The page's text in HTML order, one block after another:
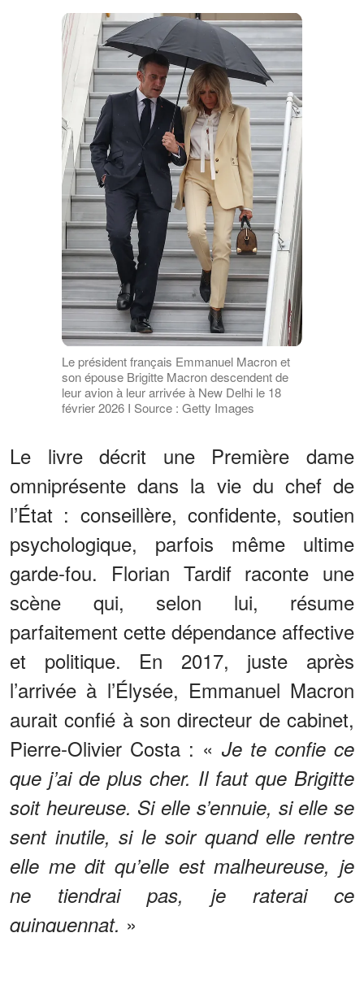
Le président français Emmanuel Macron et
son épouse Brigitte Macron descendent de
leur avion à leur arrivée à New Delhi le 18
février 2026 I Source : Getty Images
Le livre décrit une Première dame
omniprésente dans la vie du chef de
l’État : conseillère, confidente, soutien
psychologique, parfois même ultime
garde-fou. Florian Tardif raconte une
scène qui, selon lui, résume
parfaitement cette dépendance affective
et politique. En 2017, juste après
l’arrivée à l’Élysée, Emmanuel Macron
aurait confié à son directeur de cabinet,
Pierre-Olivier Costa : « Je te confie ce
que j’ai de plus cher. Il faut que Brigitte
soit heureuse. Si elle s’ennuie, si elle se
sent inutile, si le soir quand elle rentre
elle me dit qu’elle est malheureuse, je
ne tiendrai pas, je raterai ce
quinquennat. »